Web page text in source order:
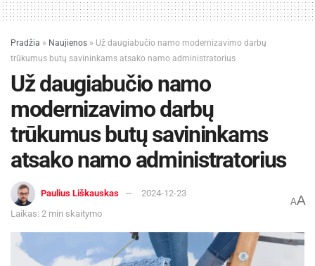
kalbų), šias aplinkybes vertinant kompleksiškai,
patenka į minėtą teisės aktų leidėjo nustatytą
išimtį, leidžiančią tarptautinio bendravimo
reikmėms transporte viešuosius užrašus greta
valstybinės kalbos pateikti ir užsienio kalbomis.
Žymos: Kalba Tauta Teismai
Pradžia » Naujienos » Už daugiabučio namo modernizavimo darbų
trūkumus butų savininkams atsako namo administratorius
Už daugiabučio namo
modernizavimo darbų
trūkumus butų savininkams
atsako namo administratorius
Paulius Liškauskas
2024-12-23
Laikas: 2 min skaitymo
AA